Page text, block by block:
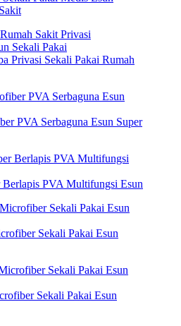
Privasi Sekali Pakai Rumah
PVA Serbaguna Esun Super
PVA Multifungsi Esun
Sekali Pakai Esun
Sekali Pakai Esun